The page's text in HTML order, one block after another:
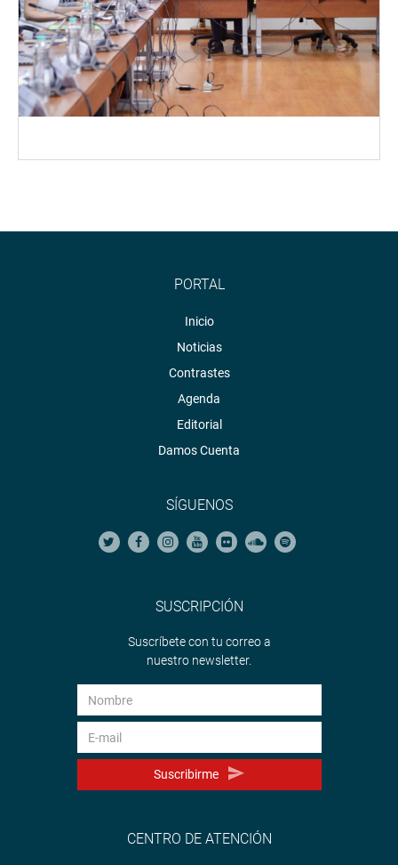
PORTAL
Inicio
Noticias
Contrastes
Agenda
Editorial
Damos Cuenta
SÍGUENOS
SUSCRIPCIÓN
Suscríbete con tu correo a
nuestro newsletter.
Suscribirme
CENTRO DE ATENCIÓN